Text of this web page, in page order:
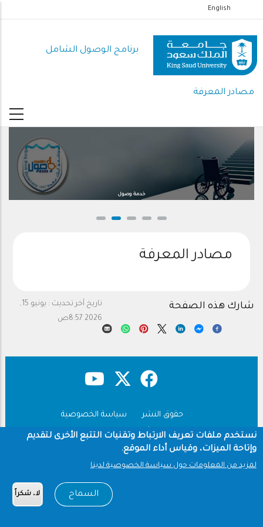
إلى
المحتوى
الرئيسي
English
برنامج الوصول الشامل
مصادر المعرفة
خدمة وصول
مصادر المعرفة
تاريخ آخر تحديث :
يونيو 15,
2026 8:57ص
شارك هذه الصفحة
حقوق النشر
سياسة الخصوصية
شروط الاستخدام
Copyright © 1960-2026 جامعة الملك سعود
نستخدم ملفات تعريف الارتباط وتقنيات التتبع الأخرى لتقديم
وإتاحة الميزات، وقياس أداء الموقع.
لمزيد من المعلومات حول سياسة الخصوصية لدينا
السماح لا، شكراً